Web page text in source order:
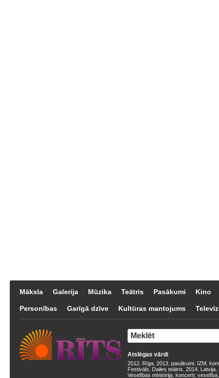
Māksla Galerija Mūzika Teātris Pasākumi Kino
Personības Garīgā dzīve Kultūras mantojums
Atslēgas vārdi
2012 Rīga 2013 pasākumi IZM
Festivāls
Dailes teātris 2014 Latvija
Veselības ministrija koncerti veselība